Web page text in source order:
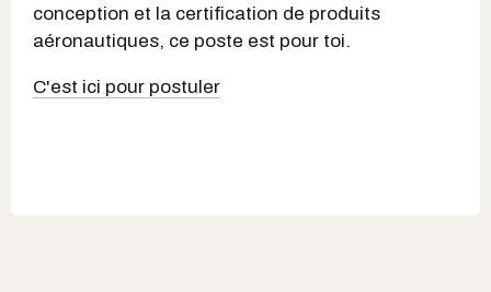
conception et la certification de produits
aéronautiques, ce poste est pour toi.
C'est ici pour postuler